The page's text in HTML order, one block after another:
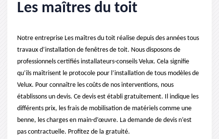
Les maîtres du toit
Notre entreprise Les maîtres du toit réalise depuis des années tous
travaux d’installation de fenêtres de toit. Nous disposons de
professionnels certifiés installateurs-conseils Velux. Cela signifie
qu’ils maîtrisent le protocole pour l’installation de tous modèles de
Velux. Pour connaître les coûts de nos interventions, nous
établissons un devis. Ce devis est établi gratuitement. Il indique les
différents prix, les frais de mobilisation de matériels comme une
benne, les charges en main-d’œuvre. La demande de devis n’est
pas contractuelle. Profitez de la gratuité.